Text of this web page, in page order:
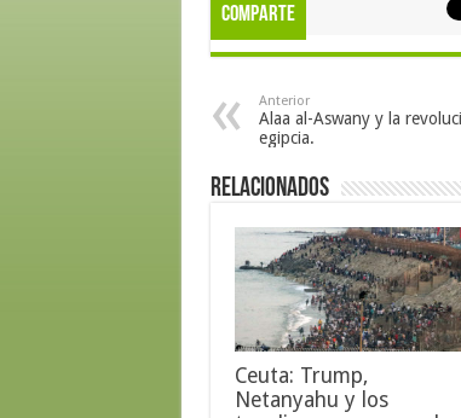
Comparte
Anterior
Alaa al-Aswany y la
egipcia.
Relacionados
Ceuta: Trump,
Netanyahu y los